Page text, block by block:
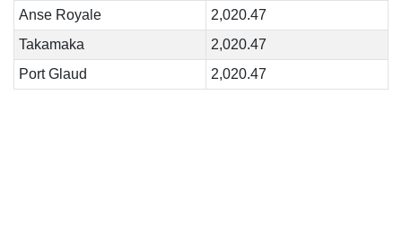
Anse Royale
2,020.47
Takamaka
2,020.47
Port Glaud
2,020.47